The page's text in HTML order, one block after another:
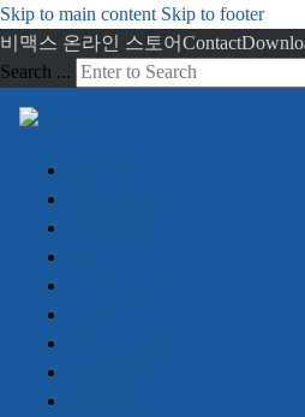
Skip to main content Skip to footer
비맥스 온라인 스토어Contact
Search ...